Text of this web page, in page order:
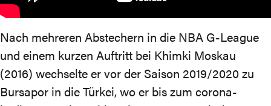
Nach mehreren Abstechern in die NBA G-League
und einem kurzen Auftritt bei Khimki Moskau
(2016) wechselte er vor der Saison 2019/2020 zu
Bursapor in die Türkei, wo er bis zum corona-